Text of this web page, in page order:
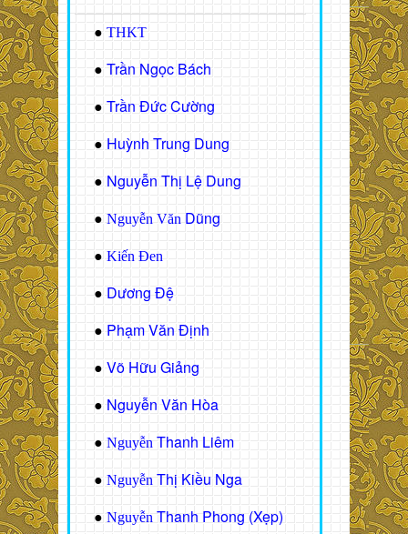
● THKT
● Trần Ngọc Bách
● Trần Đức Cường
● Huỳnh Trung Dung
● Nguyễn Thị Lệ Dung
● Nguyễn Văn Dũng
● Kiến Đen
● Dương Đệ
● Phạm Văn Định
● Võ Hữu Giảng
● Nguyễn Văn Hòa
● Nguyễn Thanh Liêm
● Nguyễn Thị Kiều Nga
● Nguyễn Thanh Phong (Xẹp)